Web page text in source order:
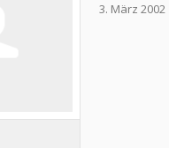
3. März 2002